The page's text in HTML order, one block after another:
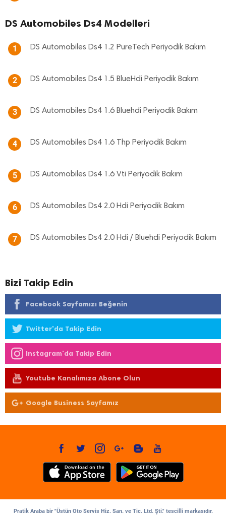
DS Automobiles Ds4 Modelleri
1 DS Automobiles Ds4 1.2 PureTech Periyodik Bakım
2 DS Automobiles Ds4 1.5 BlueHdi Periyodik Bakım
3 DS Automobiles Ds4 1.6 Bluehdi Periyodik Bakım
4 DS Automobiles Ds4 1.6 Thp Periyodik Bakım
5 DS Automobiles Ds4 1.6 Vti Periyodik Bakım
6 DS Automobiles Ds4 2.0 Hdi Periyodik Bakım
7 DS Automobiles Ds4 2.0 Hdi / Bluehdi Periyodik Bakım
Bizi Takip Edin
Facebook Sayfamızı Beğenin
Twitter'da Takip Edin
Instagram'da Takip Edin
Youtube Kanalımıza Abone Olun
Google Business Sayfamız
Pratik Araba bir "Üstün Oto Servis Hiz. San. ve Tic. Ltd. Şti." tescilli markasıdır.